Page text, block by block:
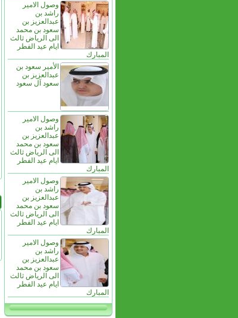
وصول الامير
راشد بن
عبدالعزيز بن
سعود بن محمد
الى الرياض ثالث
ايام عيد الفطر
المبارك
الأمير سعود بن
عبدالعزيز بن
سعود آل سعود
وصول الامير
راشد بن
عبدالعزيز بن
سعود بن محمد
الى الرياض ثالث
ايام عيد الفطر
المبارك
وصول الامير
راشد بن
عبدالعزيز بن
سعود بن محمد
الى الرياض ثالث
ايام عيد الفطر
المبارك
وصول الامير
راشد بن
عبدالعزيز بن
سعود بن محمد
الى الرياض ثالث
ايام عيد الفطر
المبارك